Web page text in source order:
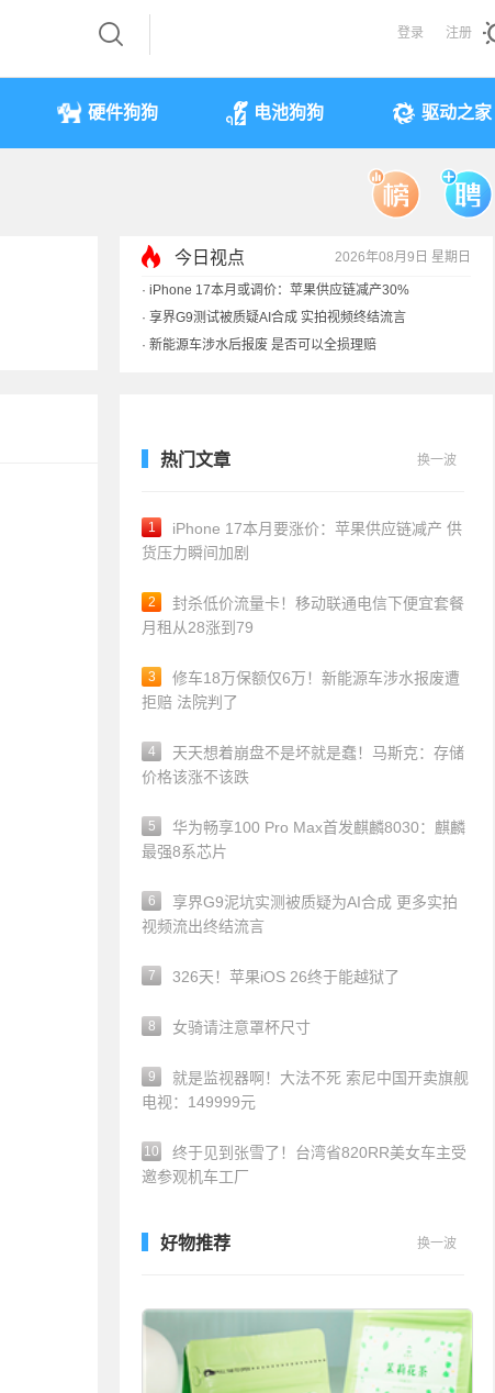
登录 注册
硬件狗狗 电池狗狗 驱动之家
今日视点 2026年08月9日 星期日
· iPhone 17本月或调价：苹果供应链减产30%
· 享界G9测试被质疑AI合成 实拍视频终结流言
· 新能源车涉水后报废 是否可以全损理赔
热门文章 换一波
1
iPhone 17本月要涨价：苹果供应链减产 供
货压力瞬间加剧
2
封杀低价流量卡！移动联通电信下便宜套餐
月租从28涨到79
3
修车18万保额仅6万！新能源车涉水报废遭
拒赔 法院判了
4
天天想着崩盘不是坏就是蠢！马斯克：存储
价格该涨不该跌
5
华为畅享100 Pro Max首发麒麟8030：麒麟
最强8系芯片
6
享界G9泥坑实测被质疑为AI合成 更多实拍
视频流出终结流言
7 326天！苹果iOS 26终于能越狱了
8 女骑请注意罩杯尺寸
9
就是监视器啊！大法不死 索尼中国开卖旗舰
电视：149999元
10
终于见到张雪了！台湾省820RR美女车主受
邀参观机车工厂
好物推荐 换一波